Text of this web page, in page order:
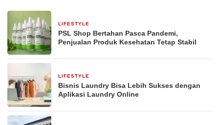
LIFESTYLE
PSL Shop Bertahan Pasca Pandemi,
Penjualan Produk Kesehatan Tetap Stabil
LIFESTYLE
Bisnis Laundry Bisa Lebih Sukses dengan
Aplikasi Laundry Online